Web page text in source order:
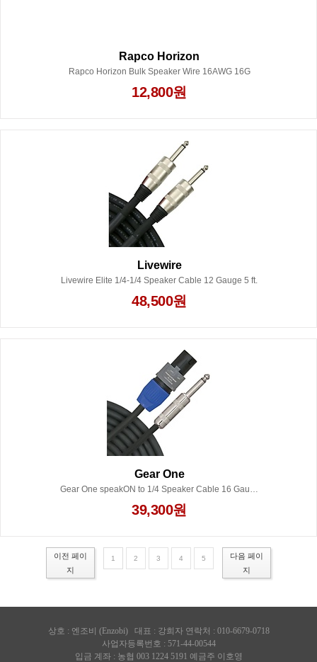
Rapco Horizon
Rapco Horizon Bulk Speaker Wire 16AWG 16G
12,800원
Livewire
Livewire Elite 1/4-1/4 Speaker Cable 12 Gauge 5 ft.
48,500원
Gear One
Gear One speakON to 1/4 Speaker Cable 16 Gauge 25 ft.
39,300원
이전 페이
지
1 2 3 4 5
다음 페이
지
상호 : 엔조비 (Enzobi)대표 : 강희자 연락처 : 010-6679-0718
사업자등록번호 : 571-44-00544
입금 계좌 : 농협 003 1224 5191 예금주 이호영